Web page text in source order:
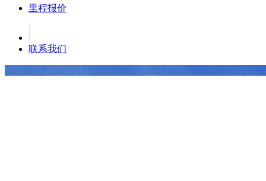
里程报价
联系我们